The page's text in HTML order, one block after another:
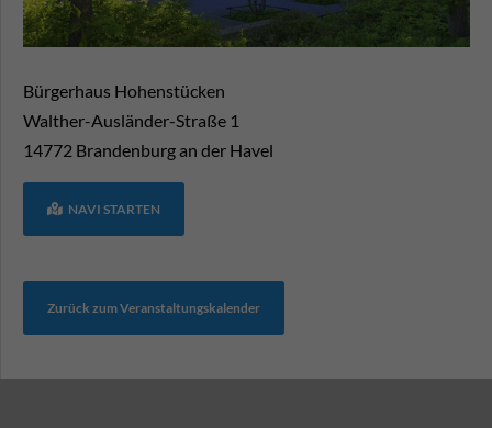
Bürgerhaus Hohenstücken
Walther-Ausländer-Straße 1
14772 Brandenburg an der Havel
NAVI STARTEN
Zurück zum Veranstaltungskalender